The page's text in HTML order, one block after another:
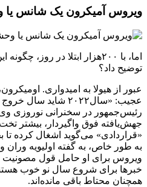
ویروس آمیکرون یک شانس
اما، با ۲۰۰هزار ابتلا در روز،
توضیح داد؟
عبور از هیولا به امیدواری.
عجیب: «سال۲۰۲۲ شاید
رئیس‌جمهور در سخنرانی نوروزی وی
جهش‌یافته فوق واگیردار، بیشتر
«قراردادی» می‌گوید اشغال کرده تا
به طور خاص، به گفته اولیویه وران
ویروس برای او حامل قول مصونیت
خبرها برای شروع سال نو خوب
همچنان محتاط باقی مانده‌اند.